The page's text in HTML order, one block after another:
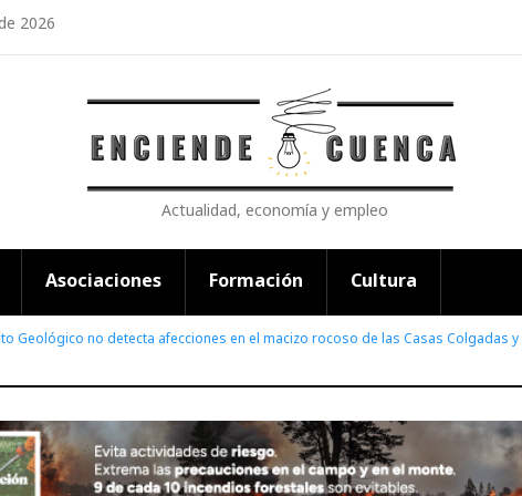
2026
Actualidad, economía y empleo
Asociaciones Formación Cultura
Geológico no detecta afecciones en el macizo rocoso de las Casas Colgadas y